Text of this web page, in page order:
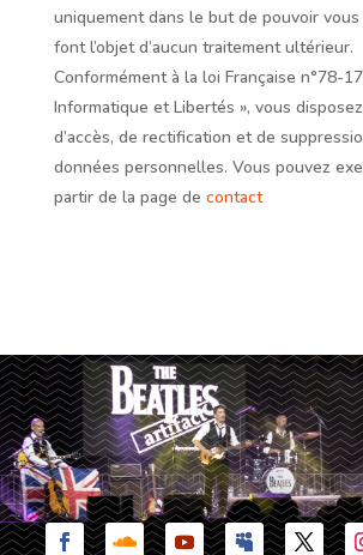
uniquement dans le but de pouvoir
font l’objet d’aucun traitement ultérieur.
Conformément à la loi Française n°78-
Informatique et Libertés », vous
d’accès, de rectification et de
données personnelles. Vous pouvez
partir de la page de contact